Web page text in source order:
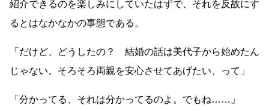
紹介できるのを楽しみにしていたはずで、それを反故にす
るとはなかなかの事態である。
「だけど、どうしたの？ 結婚の話は美代子から始めたん
じゃない。そろそろ両親を安心させてあげたい、って」
「分かってる、それは分かってるのよ。でもね…… 」